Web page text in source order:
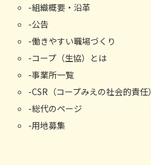
組織概要・沿⾰
公告
働きやすい職場づくり
コープ（生協）とは
事業所⼀覧
CSR（コープみえの社会的責任）
総代のページ
用地募集